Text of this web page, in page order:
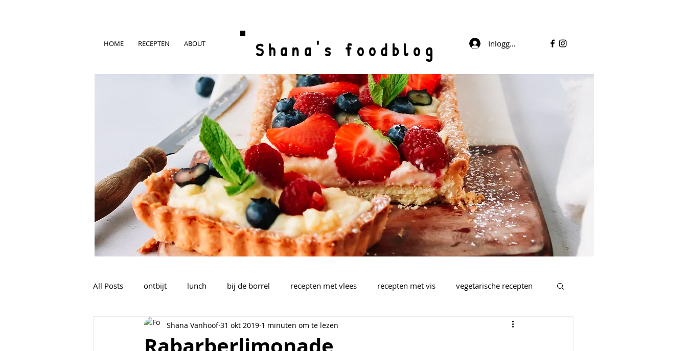
HOME RECEPTEN ABOUT Shana's foodblog Inloggen
All Posts ontbijt lunch bij de borrel recepten met vlees recepten met vis vegetarische recepten
nagerechten, tussendoortjes,... brood, pizza, plaattaart
Shana Vanhoof 31 okt 2019 1 minuten om te lezen